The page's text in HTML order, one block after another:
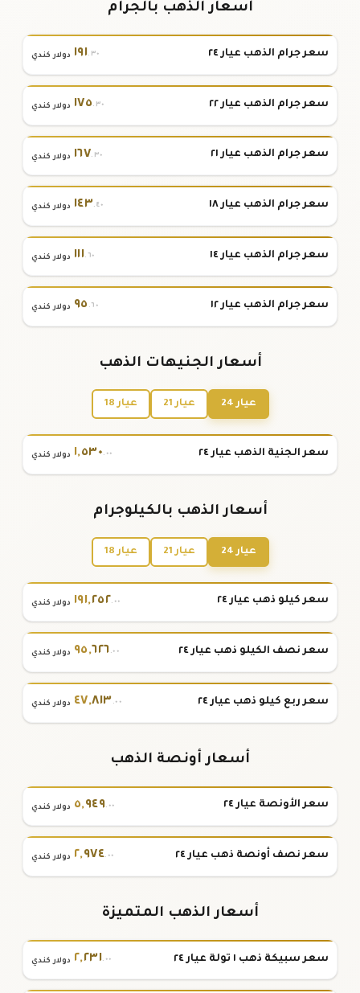
أسعار الذهب بالجرام
سعر جرام الذهب عيار ٢٤ ١٩١.٣٠ دولار كندي
سعر جرام الذهب عيار ٢٢ ١٧٥.٣٠ دولار كندي
سعر جرام الذهب عيار ٢١ ١٦٧.٣٠ دولار كندي
سعر جرام الذهب عيار ١٨ ١٤٣.٤٠ دولار كندي
سعر جرام الذهب عيار ١٤ ١١١.٦٠ دولار كندي
سعر جرام الذهب عيار ١٢ ٩٥ .٦٠ دولار كندي
أسعار الجنيهات الذهب
عيار 24 عيار 21 عيار 18
سعر الجنية الذهب عيار ٢٤ ١,٥٣٠.٠٠ دولار كندي
أسعار الذهب بالكيلوجرام
عيار 24 عيار 21 عيار 18
سعر كيلو ذهب عيار ٢٤ ١٩١,٢٥٢.٠٠ دولار كندي
سعر نصف الكيلو ذهب عيار ٢٤ ٩٥,٦٢٦.٠٠ دولار كندي
سعر ربع كيلو ذهب عيار ٢٤ ٤٧,٨١٣.٠٠ دولار كندي
أسعار أونصة الذهب
سعر الأونصة عيار ٢٤ ٥,٩٤٩.٠٠ دولار كندي
سعر نصف أونصة ذهب عيار ٢٤ ٢,٩٧٤.٠٠ دولار كندي
أسعار الذهب المتميزة
سعر سبيكة ذهب ١ تولة عيار ٢٤ ٢,٢٣١.٠٠ دولار كندي